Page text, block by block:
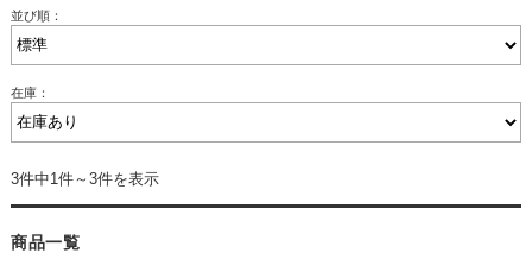
並び順：
在庫：
3件中1件～3件を表示
商品一覧